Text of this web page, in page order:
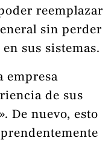
reemplazar
sin perder
sus sistemas.
empresa
de sus
De nuevo, esto